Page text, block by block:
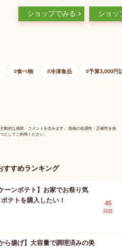
餃子 生 ぎょうざ 中
華 ブランド メーカ
冷凍保存 解凍 商品
ショップでみる
冷凍 サイ
大きい
賞味期限
トコ】
ショッ
食べ物 冷凍食品 予算3,000円
観的な感想・コメントを含みます。 投稿の信憑性・正確性を保
としてご利用ください。
すすめランキング
ーンポテト】お家でお祭り気
テトを購入したい！
46
回答
ら揚げ】大容量で調理済みの美